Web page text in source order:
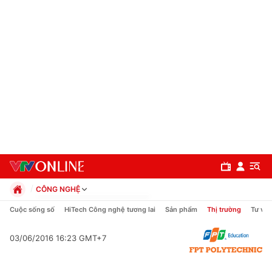
CÔNG NGHỆ
Chính trị
Pháp luật
Cuộc sống số HiTech Công nghệ tương lai Sản phẩm Thị trường Tư vấn
03/06/2016 16:23 GMT+7